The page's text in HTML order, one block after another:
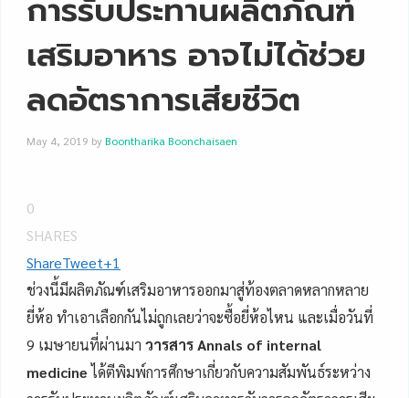
การรับประทานผลิตภัณฑ์
เสริมอาหาร อาจไม่ได้ช่วย
ลดอัตราการเสียชีวิต
May 4, 2019 by Boontharika Boonchaisaen
0
SHARES
ShareTweet+1
ช่วงนี้มีผลิตภัณฑ์เสริมอาหารออกมาสู่ท้องตลาดหลากหลาย
ยี่ห้อ ทำเอาเลือกกันไม่ถูกเลยว่าจะซื้อยี่ห้อไหน และเมื่อวันที่
9 เมษายนที่ผ่านมา วารสาร Annals of internal
medicineได้ตีพิมพ์การศึกษาเกี่ยวกับความสัมพันธ์ระหว่าง